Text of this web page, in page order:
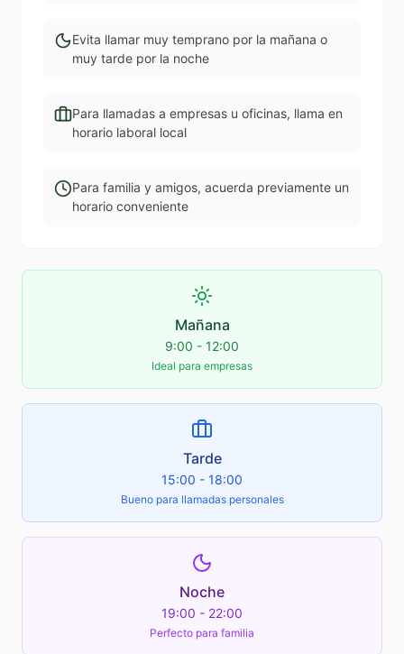
Evita llamar muy temprano por la mañana o
muy tarde por la noche
Para llamadas a empresas u oficinas, llama en
horario laboral local
Para familia y amigos, acuerda previamente un
horario conveniente
Mañana
9:00 - 12:00
Ideal para empresas
Tarde
15:00 - 18:00
Bueno para llamadas personales
Noche
19:00 - 22:00
Perfecto para familia